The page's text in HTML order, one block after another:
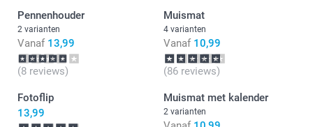
Pennenhouder
2 varianten
Vanaf 13,99
(8 reviews)
Muismat
4 varianten
Vanaf 10,99
(86 reviews)
Fotoflip
13,99
Muismat met kalender
2 varianten